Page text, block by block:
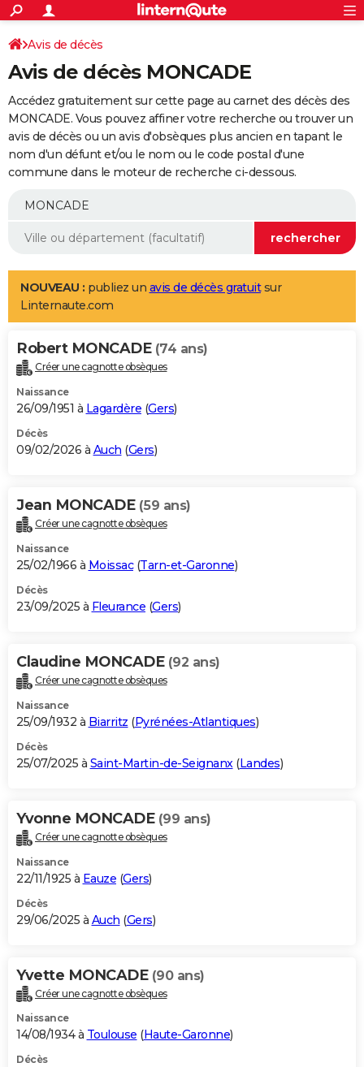
ACTUALITÉS
Politique
Société
Faits Divers
Education
Monde
Villes
+
SPORT
Coupe du monde 2026
Football
Tennis
Cyclisme
Rugby
Forum
Programme TV
TNT
Streaming
Cinéma
Sorties cinéma
Musique
+
FINANCE
Retraite
Epargne
Immobilier
Risques naturels par ville
Banque
Assurance
AUTO
Essais
Réserver un essai
Citadines
Berlines
SUV
Forum auto
+
Mobiles
Meilleur smartphone
Internet
Ordinateurs
Jeux vidéo
Guide high-tech
Aménagement intérieur
LIFESTYLE
Art de vivre
Bien-être
Loisirs
Mode
Modes de vie
Alimentation
Guide de la santé
Maladies
Médicaments
Sommeil
VOYAGE
Destinations
City break
Voyage nature
Voyage de noces
Forum
Climat
+PHOTO
GUIDES D'ACHAT
BONS PLANS
Carte de Noël
Carte Bonne année
Carte Saint-Valentin
Carte Pâques
Carte d'anniversaire
DICTIONNAIRE
Dictionnaire
Biographies
Citations
Expressions
Proverbes
PROGRAMME TV
S'inscrire
Se connecter
Lycées
Collèges
Primaires
Universités
Entreprises
Service militaire
Avis de recherche
AVIS DE DÉCÈS
Bricolage
Lifestyle
Culture
Sport
Auto
Television
Voyage
Cinema
Avis de décès
Avis de décès MONCADE
Accédez gratuitement sur cette page au carnet des décès des
MONCADE. Vous pouvez affiner votre recherche ou trouver un
avis de décès ou un avis d'obsèques plus ancien en tapant le
nom d'un défunt et/ou le nom ou le code postal d'une
commune dans le moteur de recherche ci-dessous.
NOUVEAU : publiez un avis de décès gratuitsur
Linternaute.com
Robert MONCADE (74 ans)
Créer une cagnotte obsèques
Naissance
26/09/1951 à Lagardère (Gers)
Décès
09/02/2026 à Auch (Gers)
Jean MONCADE (59 ans)
Créer une cagnotte obsèques
Naissance
25/02/1966 à Moissac(Tarn-et-Garonne)
Décès
23/09/2025 à Fleurance (Gers)
Claudine MONCADE (92 ans)
Créer une cagnotte obsèques
Naissance
25/09/1932 à Biarritz (Pyrénées-Atlantiques)
Décès
25/07/2025 à Saint-Martin-de-Seignanx(Landes)
Yvonne MONCADE (99 ans)
Créer une cagnotte obsèques
Naissance
22/11/1925 à Eauze (Gers)
Décès
29/06/2025 à Auch (Gers)
Yvette MONCADE (90 ans)
Créer une cagnotte obsèques
Naissance
14/08/1934 à Toulouse (Haute-Garonne)
Décès